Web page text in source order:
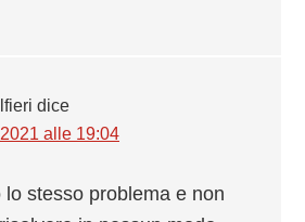
dice
alle 19:04
lo stesso problema e non